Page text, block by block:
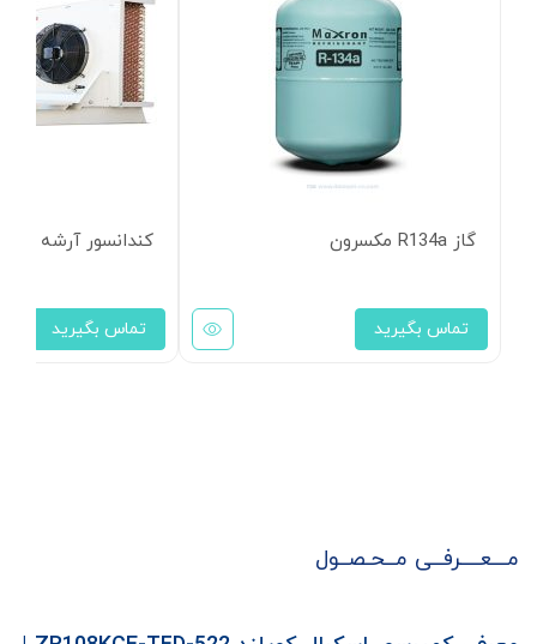
گاز R134a مکسرون
تماس بگیرید
کندانسور آرشه مدل HCS-4135
تماس بگیرید
مـــعــــرفــی مــحـصــول